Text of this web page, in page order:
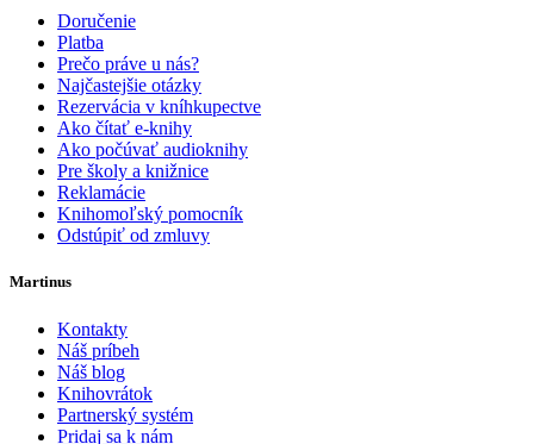
Doručenie
Platba
Prečo práve u nás?
Najčastejšie otázky
Rezervácia v kníhkupectve
Ako čítať e-knihy
Ako počúvať audioknihy
Pre školy a knižnice
Reklamácie
Knihomoľský pomocník
Odstúpiť od zmluvy
Martinus
Kontakty
Náš príbeh
Náš blog
Knihovrátok
Partnerský systém
Pridaj sa k nám